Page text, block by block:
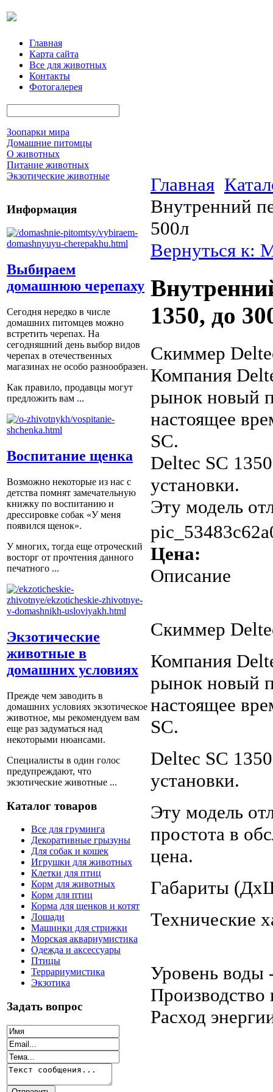
Главная
Карта сайта
Все для животных
Контакты
Фотогалерея
Зоопарки мира
Домашние питомцы
О животных
Питание животных
Экзотические животные
Информация
Выбираем
домашнюю черепаху
Сегодня нередко в числе
домашних питомцев можно
встретить черепах. На
сегодняшний день выбор видов
черепах в отечественных
магазинах не особо разнообразен.
Как правило, продавцы могут
предложить вам ...
Воспитание щенка
Возможно некоторые из нас с
детства помнят замечательную
книжку по воспитанию и
дрессировке собак «У меня
появился щенок».
У многих, тогда еще отроческий
восторг от прочтения данного
печатного ...
Экзотические
животные в
домашних условиях
Прежде чем заводить в
домашних условиях экзотическое
животное, мы рекомендуем вам
еще раз задуматься над
некоторыми нюансами.
Специалисты в один голос
предупреждают, что
экзотические животные ...
Каталог товаров
Все для груминга
Декоративные грызуны
Для собак и кошек
Игрушки для животных
Клетки для птиц
Корм для животных
Корм для птиц
Корма для щенков и котят
Лошади
Машинки для стрижки
Морская аквариумистика
Одежда и аксессуары
Птицы
Террариумистика
Экзотика
Задать вопрос
Главная
Внутренний
500л
Вернуться к:
1350, до
Скиммер
Компания
рынок новый
настоящее
SC.
Deltec SC
установки.
Эту модель
Цена:
Описание
Скиммер
Компания
рынок новый
настоящее
SC.
Deltec SC
установки.
Эту модель
простота в
цена.
Габариты
Технические
Уровень
Производство
Расход